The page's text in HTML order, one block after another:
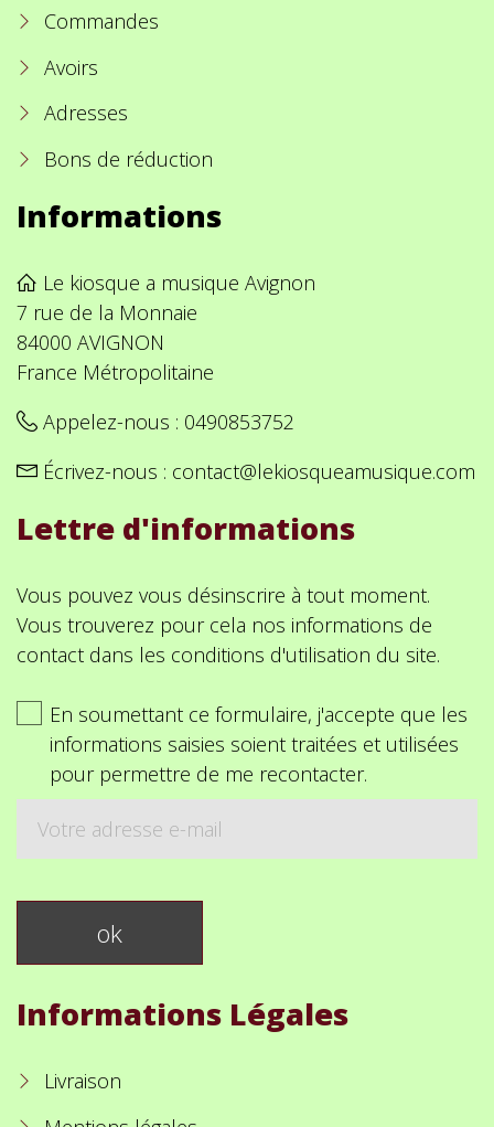
Commandes
Avoirs
Adresses
Bons de réduction
Informations
Le kiosque a musique Avignon
7 rue de la Monnaie
84000 AVIGNON
France Métropolitaine
Appelez-nous : 0490853752
Écrivez-nous : contact@lekiosqueamusique.com
Lettre d'informations
Vous pouvez vous désinscrire à tout moment.
Vous trouverez pour cela nos informations de
contact dans les conditions d'utilisation du site.
En soumettant ce formulaire, j'accepte que les
informations saisies soient traitées et utilisées
pour permettre de me recontacter.
Informations Légales
Livraison